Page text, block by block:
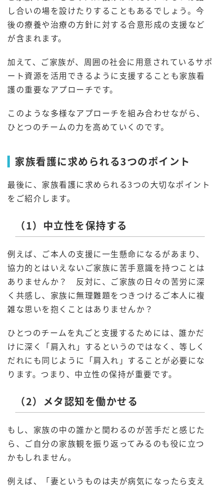
し合いの場を設けたりすることもあるでしょう。今
後の療養や治療の方針に対する合意形成の支援など
が含まれます。
加えて、ご家族が、周囲の社会に用意されているサポ
ート資源を活用できるように支援することも家族看
護の重要なアプローチです。
このような多様なアプローチを組み合わせながら、
ひとつのチームの力を高めていくのです。
家族看護に求められる3つのポイント
最後に、家族看護に求められる3つの大切なポイント
をご紹介します。
（1）中立性を保持する
例えば、ご本人の支援に一生懸命になるがあまり、
協力的とはいえないご家族に苦手意識を持つことは
ありませんか？ 反対に、ご家族の日々の苦労に深
く共感し、家族に無理難題をつきつけるご本人に複
雑な思いを抱くことはありませんか？
ひとつのチームを丸ごと支援するためには、誰かだ
けに深く「肩入れ」するというのではなく、等しく
だれにも同じように「肩入れ」することが必要にな
ります。つまり、中立性の保持が重要です。
（2）メタ認知を働かせる
もし、家族の中の誰かと関わるのが苦手だと感じた
ら、ご自分の家族観を振り返ってみるのも役に立つ
かもしれません。
例えば、「妻というものは夫が病気になったら支え